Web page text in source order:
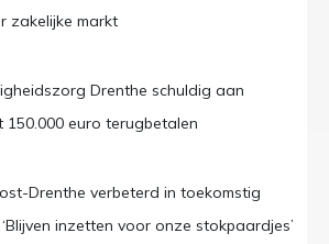
zakelijke markt
Drenthe schuldig aan
150.000 euro terugbetalen
Drenthe verbeterd in toekomstig
inzetten voor onze stokpaardjes’